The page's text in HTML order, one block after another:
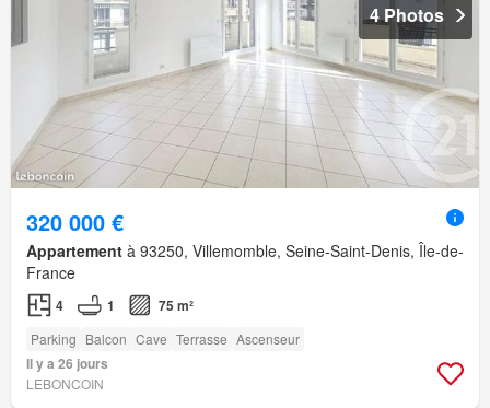
4 Photos
320 000 €
Appartement à 93250, Villemomble, Seine-Saint-Denis, Île-de-
France
4 1 75 m²
Parking Balcon Cave Terrasse Ascenseur
Il y a 26 jours
LEBONCOIN